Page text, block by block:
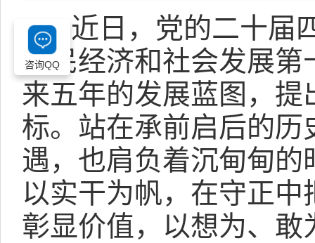
近日，党的二十届
国民经济和社会发展
来五年的发展蓝图，提
标。站在承前启后的
遇，也肩负着沉甸甸
以实干为帆，在守正
彰显价值，以想为、敢
咨询QQ